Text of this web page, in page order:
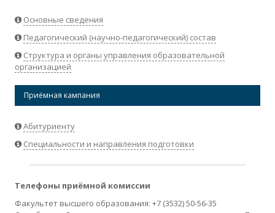
Основные сведения
Педагогический (научно-педагогический) состав
Структура и органы управления образовательной
организацией
Приёмная кампания
Абитуриенту
Специальности и направления подготовки
Телефоны приёмной комиссии
Факультет высшего образования: +7 (3532) 50-56-35